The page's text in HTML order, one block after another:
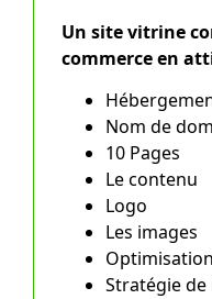
Un site vitrine
commerce en
Nom de
10 Pages
Le contenu
Logo
Les images
Stratégie